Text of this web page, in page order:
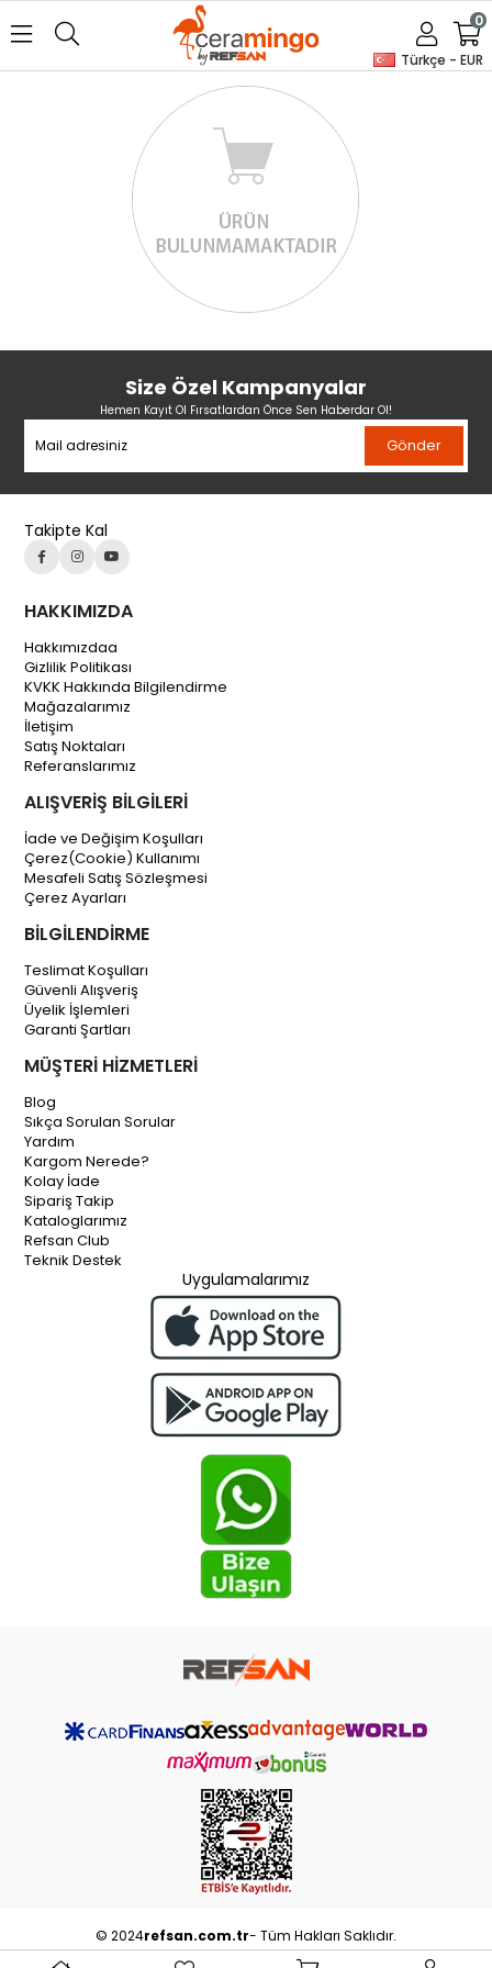
Türkçe - EUR
0
Size Özel Kampanyalar
Hemen Kayıt Ol Fırsatlardan Önce Sen Haberdar Ol!
Gönder
Takipte Kal
HAKKIMIZDA
Hakkımızdaa
Gizlilik Politikası
KVKK Hakkında Bilgilendirme
Mağazalarımız
İletişim
Satış Noktaları
Referanslarımız
ALIŞVERİŞ BİLGİLERİ
İade ve Değişim Koşulları
Çerez(Cookie) Kullanımı
Mesafeli Satış Sözleşmesi
Çerez Ayarları
BİLGİLENDİRME
Teslimat Koşulları
Güvenli Alışveriş
Üyelik İşlemleri
Garanti Şartları
MÜŞTERİ HİZMETLERİ
Blog
Sıkça Sorulan Sorular
Yardım
Kargom Nerede?
Kolay İade
Sipariş Takip
Kataloglarımız
Refsan Club
Teknik Destek
Uygulamalarımız
© 2024refsan.com.tr- Tüm Hakları Saklıdır.